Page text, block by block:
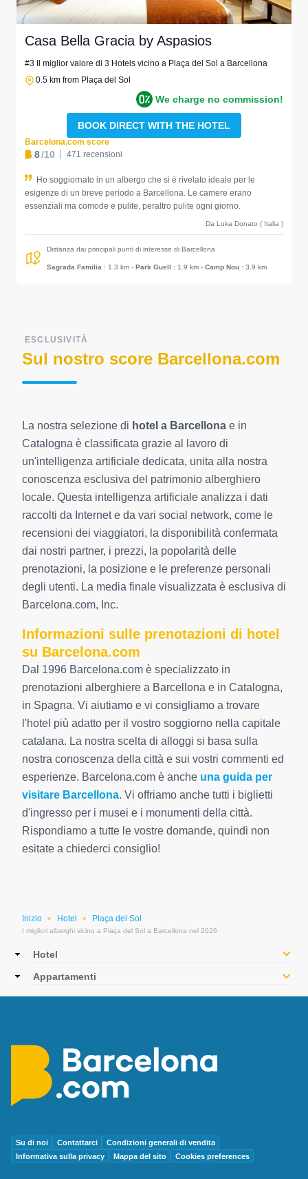
Inizio » Hotel » Plaça del Sol
I migliori alberghi vicino a Plaça del Sol a Barcellona nel 2026
Casa Bella Gracia by Aspasios
#3 Il miglior valore di 3 Hotels vicino a Plaça del Sol a Barcellona
0.5 km from Plaça del Sol
We charge no commission!
BOOK DIRECT WITH THE HOTEL
Barcelona.com score
8/10 471 recensioni
Ho soggiornato in un albergo che si è rivelato ideale per le
esigenze di un breve periodo a Barcellona. Le camere erano
essenziali ma comode e pulite, peraltro pulite ogni giorno.
Da Luka Donato ( Italia )
Distanza dai principali punti di interesse di Barcellona
Sagrada Familia : 1.3 km - Park Guell : 1.9 km - Camp Nou : 3.9 km
ESCLUSIVITÀ
Sul nostro score Barcellona.com
La nostra selezione di hotel a Barcellona e in
Catalogna è classificata grazie al lavoro di
un'intelligenza artificiale dedicata, unita alla nostra
conoscenza esclusiva del patrimonio alberghiero
locale. Questa intelligenza artificiale analizza i dati
raccolti da Internet e da vari social network, come le
recensioni dei viaggiatori, la disponibilità confermata
dai nostri partner, i prezzi, la popolarità delle
prenotazioni, la posizione e le preferenze personali
degli utenti. La media finale visualizzata è esclusiva di
Barcelona.com, Inc.
Informazioni sulle prenotazioni di hotel
su Barcelona.com
Dal 1996 Barcelona.com è specializzato in
prenotazioni alberghiere a Barcellona e in Catalogna,
in Spagna. Vi aiutiamo e vi consigliamo a trovare
l'hotel più adatto per il vostro soggiorno nella capitale
catalana. La nostra scelta di alloggi si basa sulla
nostra conoscenza della città e sui vostri commenti ed
esperienze. Barcelona.com è anche una guida per
visitare Barcellona. Vi offriamo anche tutti i biglietti
d'ingresso per i musei e i monumenti della città.
Rispondiamo a tutte le vostre domande, quindi non
esitate a chiederci consiglio!
MainHotel
Appartamenti
Su di noi Contattarci
Condizioni generali di vendita
Informativa sulla privacy
Mappa del sito Cookies preferences